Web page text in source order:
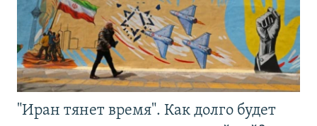
"Иран тянет время". Как долго будет